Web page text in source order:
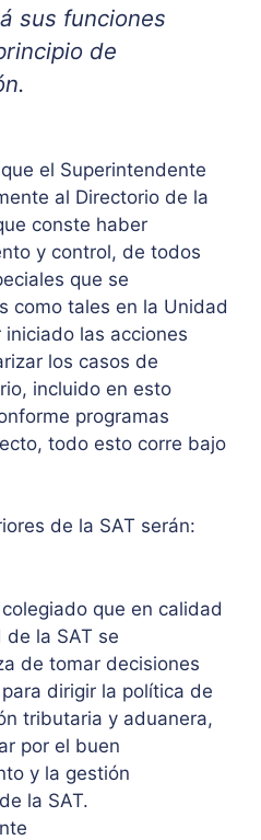
sus funciones
de
el Superintendente
al Directorio de la
conste haber
y control, de todos
que se
como tales en la Unidad
las acciones
los casos de
incluido en esto
programas
todo esto corre bajo
de la SAT serán:
que en calidad
la SAT se
de tomar decisiones
dirigir la política de
tributaria y aduanera,
por el buen
y la gestión
la SAT.